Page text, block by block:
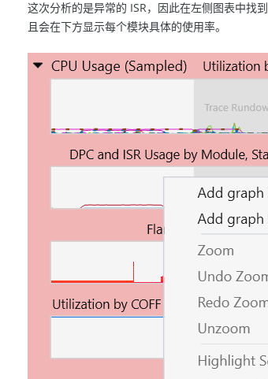
这次分析的是异常的 ISR，因此在左侧图表中找到
且会在下方显示每个模块具体的使用率。